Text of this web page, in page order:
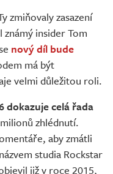
zmiňovaly zasazení
insider Tom
nový díl bude
má být
velmi důležitou roli.
dokazuje celá řada
zhlédnutí.
aby zmátli
studia Rockstar
již v roce 2015,